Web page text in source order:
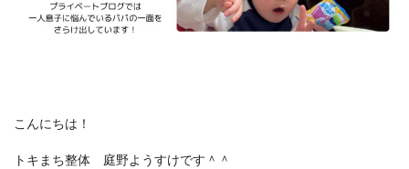
こんにちは！
トキまち整体 庭野ようすけです＾＾